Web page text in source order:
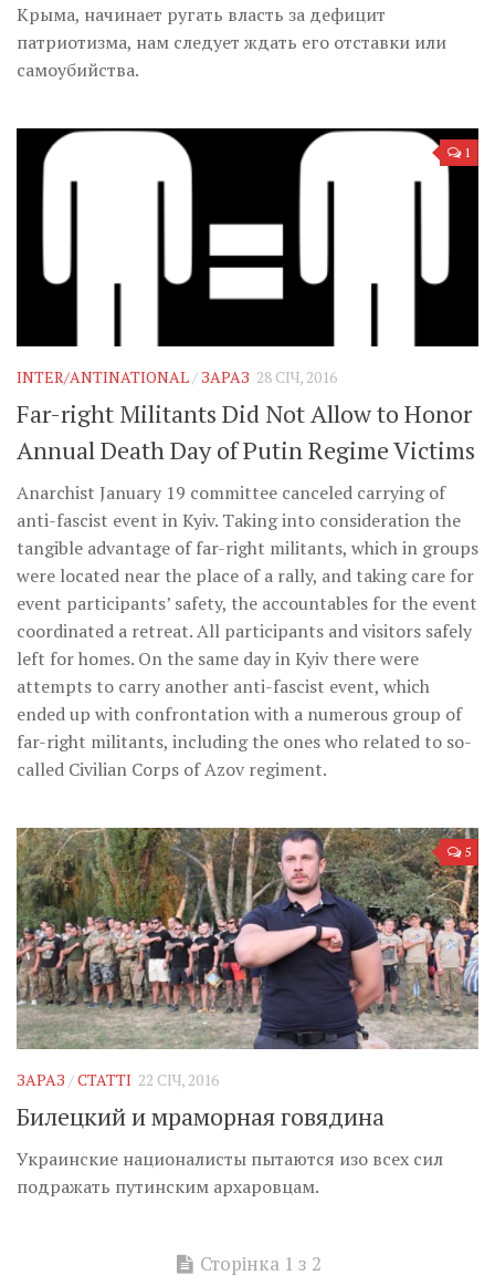
Крыма, начинает ругать власть за дефицит
патриотизма, нам следует ждать его отставки или
самоубийства.
1
INTER/ANTINATIONAL/ ЗАРАЗ 28 СІЧ, 2016
Far-right Militants Did Not Allow to Honor
Annual Death Day of Putin Regime Victims
Anarchist January 19 committee canceled carrying of
anti-fascist event in Kyiv. Taking into consideration the
tangible advantage of far-right militants, which in groups
were located near the place of a rally, and taking care for
event participants’ safety, the accountables for the event
coordinated a retreat. All participants and visitors safely
left for homes. On the same day in Kyiv there were
attempts to carry another anti-fascist event, which
ended up with confrontation with a numerous group of
far-right militants, including the ones who related to so-
called Civilian Corps of Azov regiment.
5
ЗАРАЗ /СТАТТІ 22 СІЧ, 2016
Билецкий и мраморная говядина
Украинские националисты пытаются изо всех сил
подражать путинским архаровцам.
Сторінка 1 з 2